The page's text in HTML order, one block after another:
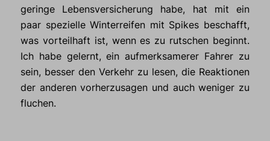
geringe Lebensversicherung habe, hat mit ein
paar spezielle Winterreifen mit Spikes beschafft,
was vorteilhaft ist, wenn es zu rutschen beginnt.
Ich habe gelernt, ein aufmerksamerer Fahrer zu
sein, besser den Verkehr zu lesen, die Reaktionen
der anderen vorherzusagen und auch weniger zu
fluchen.